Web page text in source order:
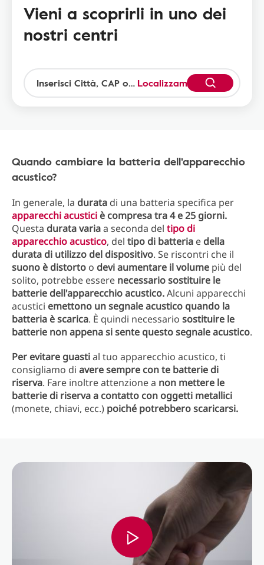
Vieni a scoprirli in uno dei
nostri centri
Localizzami
Quando cambiare la batteria dell'apparecchio
acustico?
In generale, la durata di una batteria specifica per
apparecchi acustici è compresa tra 4 e 25 giorni.
Questa durata variaa seconda del tipo di
apparecchio acustico, del tipo di batteria e della
durata di utilizzo del dispositivo. Se riscontri che il
suono è distorto o devi aumentare il volume più del
solito, potrebbe essere necessario sostituire le
batterie dell'apparecchio acustico.Alcuni apparecchi
acustici emettono un segnale acustico quando la
batteria è scarica. È quindi necessario sostituire le
batterie non appena si sente questo segnale acustico.
Per evitare guastial tuo apparecchio acustico, ti
consigliamo di avere sempre con te batterie di
riserva. Fare inoltre attenzione a non mettere le
batterie di riserva a contatto con oggetti metallici
(monete, chiavi, ecc.) poiché potrebbero scaricarsi.